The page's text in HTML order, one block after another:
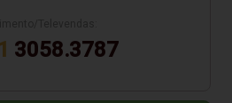
3058.3787